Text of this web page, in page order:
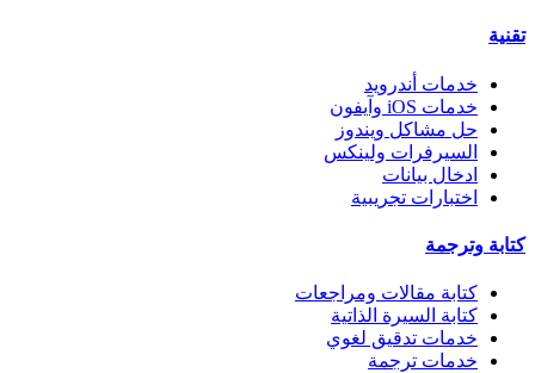
تقنية
خدمات أندرويد
خدمات iOS وآيفون
حل مشاكل ويندوز
السيرفرات ولينكس
ادخال بيانات
اختبارات تجريبية
كتابة وترجمة
كتابة مقالات ومراجعات
كتابة السيرة الذاتية
خدمات تدقيق لغوي
خدمات ترجمة